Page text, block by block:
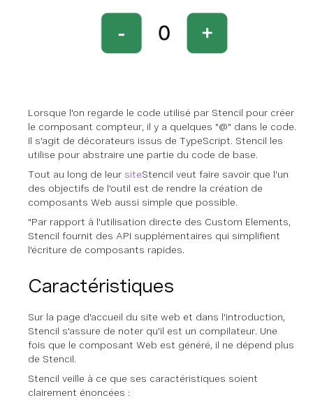
Lorsque l'on regarde le code utilisé par Stencil pour créer
le composant compteur, il y a quelques "@" dans le code.
Il s'agit de décorateurs issus de TypeScript. Stencil les
utilise pour abstraire une partie du code de base.
Tout au long de leur siteStencil veut faire savoir que l'un
des objectifs de l'outil est de rendre la création de
composants Web aussi simple que possible.
"Par rapport à l'utilisation directe des Custom Elements,
Stencil fournit des API supplémentaires qui simplifient
l'écriture de composants rapides.
Caractéristiques
Sur la page d'accueil du site web et dans l'introduction,
Stencil s'assure de noter qu'il est un compilateur. Une
fois que le composant Web est généré, il ne dépend plus
de Stencil.
Stencil veille à ce que ses caractéristiques soient
clairement énoncées :